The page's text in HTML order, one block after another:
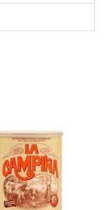
en
Polvo
La
Campiña
800